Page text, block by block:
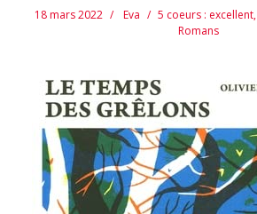
18 mars 2022 Eva 5 coeurs : excellent,
Romans